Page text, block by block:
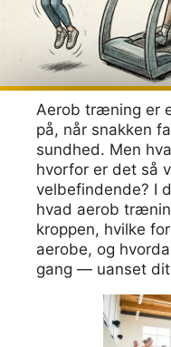
Aerob træning er
på, når snakken
sundhed. Men
hvorfor er det så
velbefindende? I
hvad aerob
kroppen, hvilke
aerobe, og
gang — uanset